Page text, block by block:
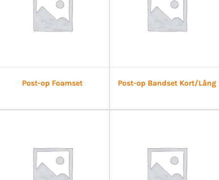
Post-op Foamset Post-op Bandset Kort/Lång